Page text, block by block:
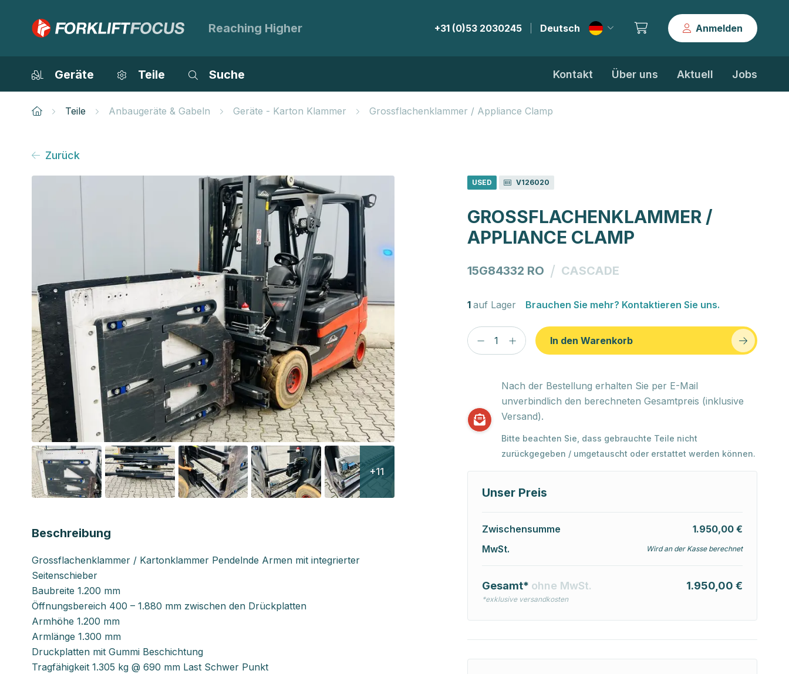
Reaching Higher +31 (0)53 2030245 | Deutsch Anmelden
Geräte Teile Suche Kontakt Über uns Aktuell Jobs
Teile Anbaugeräte & Gabeln Geräte - Karton Klammer Grossflachenklammer / Appliance Clamp
Zurück
USED V126020
GROSSFLACHENKLAMMER /
APPLIANCE CLAMP
15G84332 RO / CASCADE
1 auf Lager Brauchen Sie mehr? Kontaktieren Sie uns.
In den Warenkorb
Nach der Bestellung erhalten Sie per E-Mail
unverbindlich den berechneten Gesamtpreis (inklusive
Versand).
Bitte beachten Sie, dass gebrauchte Teile nicht
zurückgegeben / umgetauscht oder erstattet werden können.
Unser Preis
Zwischensumme
1.950,00 €
MwSt.
Wird an der Kasse berechnet
Gesamt* ohne MwSt.
*exklusive versandkosten
1.950,00 €
+11
Beschreibung
Grossflachenklammer / Kartonklammer Pendelnde Armen mit integrierter
Seitenschieber
Baubreite 1.200 mm
Öffnungsbereich 400 – 1.880 mm zwischen den Drückplatten
Armhöhe 1.200 mm
Armlänge 1.300 mm
Druckplatten mit Gummi Beschichtung
Tragfähigkeit 1.305 kg @ 690 mm Last Schwer Punkt